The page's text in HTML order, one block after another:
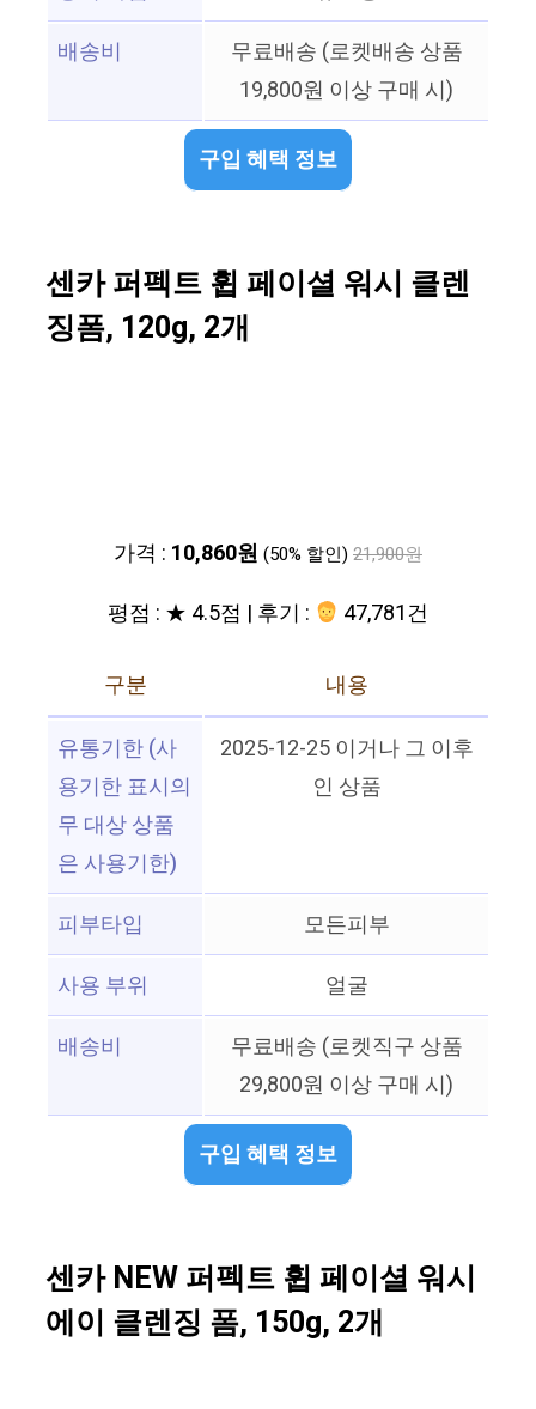
배송비
무료배송 (로켓배송 상품
19,800원 이상 구매 시)
구입 혜택 정보
센카 퍼펙트 휩 페이셜 워시 클렌
징폼, 120g, 2개
가격 : 10,860원 (50% 할인) 21,900원
평점 : ★ 4.5점 | 후기 : 47,781건
구분
내용
유통기한 (사
용기한 표시의
무 대상 상품
은 사용기한)
2025-12-25 이거나 그 이후
인 상품
피부타입
모든피부
사용 부위
얼굴
배송비
무료배송 (로켓직구 상품
29,800원 이상 구매 시)
구입 혜택 정보
센카 NEW 퍼펙트 휩 페이셜 워시
에이 클렌징 폼, 150g, 2개